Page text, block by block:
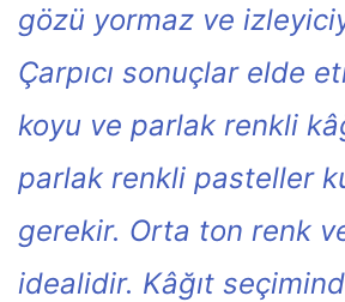
gözü yormaz ve
Çarpıcı sonuçlar elde
koyu ve parlak renkli
parlak renkli pasteller
gerekir. Orta ton renk
idealidir. Kâğıt